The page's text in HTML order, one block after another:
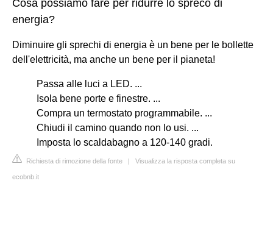
Cosa possiamo fare per ridurre lo spreco di
energia?
Diminuire gli sprechi di energia è un bene per le bollette
dell'elettricità, ma anche un bene per il pianeta!
Passa alle luci a LED. ...
Isola bene porte e finestre. ...
Compra un termostato programmabile. ...
Chiudi il camino quando non lo usi. ...
Imposta lo scaldabagno a 120-140 gradi.
Richiesta di rimozione della fonte | Visualizza la risposta completa su
ecobnb.it